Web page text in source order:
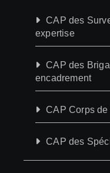
CAP des
expertise
CAP des
encadrement
CAP Corps
CAP des